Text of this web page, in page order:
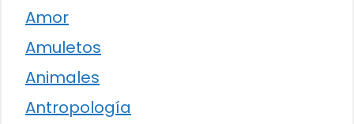
Amor
Amuletos
Animales
Antropología